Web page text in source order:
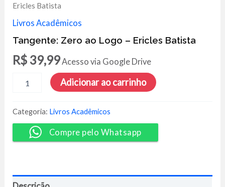
Ericles Batista
Livros Acadêmicos
Tangente: Zero ao Logo – Ericles Batista
R$ 39,99Acesso via Google Drive
Zero
Logo
-
Ericles
Batista
Adicionar ao carrinho
Categoria: Livros Acadêmicos
Compre pelo Whatsapp